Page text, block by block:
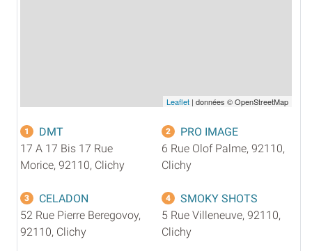
Leaflet | données © OpenStreetMap
1
DMT
17 A 17 Bis 17 Rue
Morice, 92110, Clichy
2
PRO IMAGE
6 Rue Olof Palme, 92110,
Clichy
3
CELADON
52 Rue Pierre Beregovoy,
92110, Clichy
4
SMOKY SHOTS
5 Rue Villeneuve, 92110,
Clichy